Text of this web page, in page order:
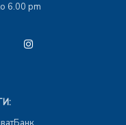
6.00 pm